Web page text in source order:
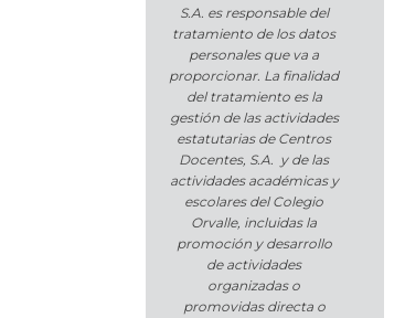
S.A. es responsable del
tratamiento de los datos
personales que va a
proporcionar. La finalidad
del tratamiento es la
gestión de las actividades
estatutarias de Centros
Docentes, S.A. y de las
actividades académicas y
escolares del Colegio
Orvalle, incluidas la
promoción y desarrollo
de actividades
organizadas o
promovidas directa o